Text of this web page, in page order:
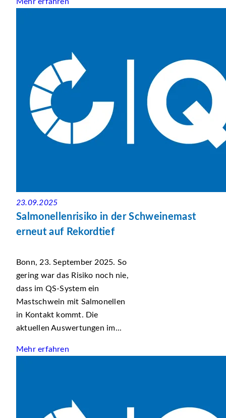
23.09.2025
Salmonellenrisiko in der Schweinemast
erneut auf Rekordtief
Bonn, 23. September 2025. So
gering war das Risiko noch nie,
dass im QS-System ein
Mastschwein mit Salmonellen
in Kontakt kommt. Die
aktuellen Auswertungen im...
Mehr erfahren